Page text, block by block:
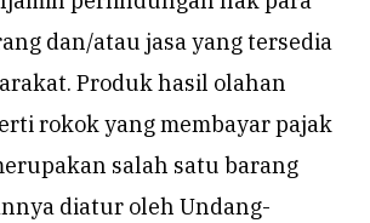
dan/atau jasa yang tersedia
Produk hasil olahan
rokok yang membayar pajak
salah satu barang
diatur oleh Undang-